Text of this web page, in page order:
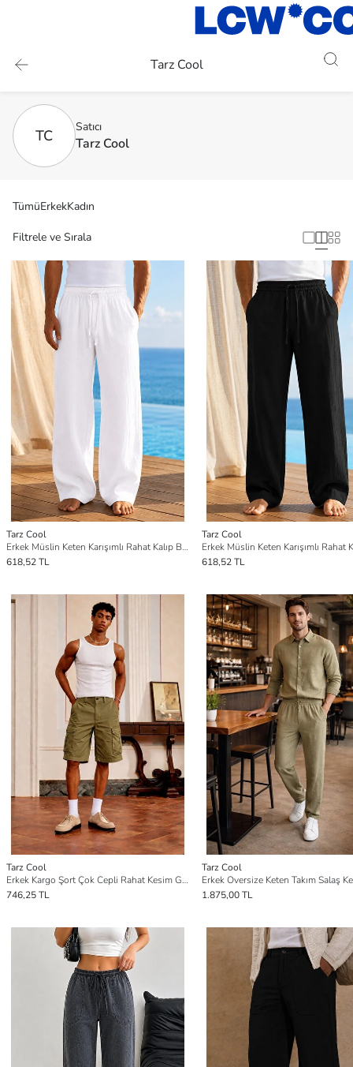
Tarz Cool
TC Satıcı
Tarz Cool
TümüErkekKadın
Filtrele ve Sırala
Tarz Cool
Erkek Müslin Keten Karışımlı Rahat Kalıp Beli Lastikli Bağcıklı Yazlık Pantolon
618,52 TL
Tarz Cool
618,52 TL
Tarz Cool
Erkek Kargo Şort Çok Cepli Rahat Kesim Günlük Şort
746,25 TL
Tarz Cool
1.875,00 TL